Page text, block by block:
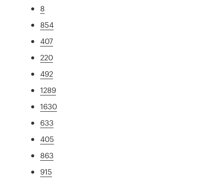
8
854
407
220
492
1289
1630
633
405
863
915